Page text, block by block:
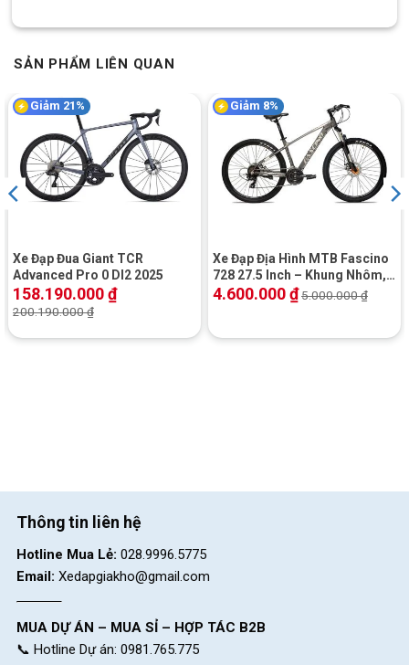
[table id=81 /]
Xem Thêm:Facebook
"hinh-anh-dia-chi-chan-trang-san-pham"not found
SKU:FS224-ĐT
SẢN PHẨM LIÊN QUAN
Giảm 21%
Xe Đạp Đua Giant TCR
Advanced Pro 0 DI2 2025
158.190.000₫
200.190.000₫
Giảm 8%
Xe Đạp Địa Hình MTB Fascino
728 27.5 Inch – Khung Nhôm,
Shimano
4.600.000₫5.000.000₫
Thông tin liên hệ
Hotline Mua Lẻ: 028.9996.5775
Email: Xedapgiakho@gmail.com
MUA DỰ ÁN – MUA SỈ – HỢP TÁC B2B
📞 Hotline Dự án: 0981.765.775